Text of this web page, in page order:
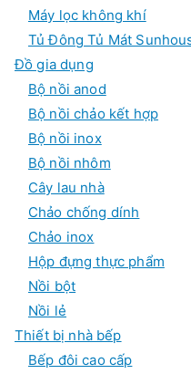
Máy lọc không khí
Tủ Đông Tủ Mát
Đồ gia dụng
Bộ nồi anod
Bộ nồi chảo kết hợp
Bộ nồi inox
Bộ nồi nhôm
Cây lau nhà
Chảo chống dính
Chảo inox
Hộp đựng thực phẩm
Nồi bột
Nồi lẻ
Thiết bị nhà bếp
Bếp đôi cao cấp